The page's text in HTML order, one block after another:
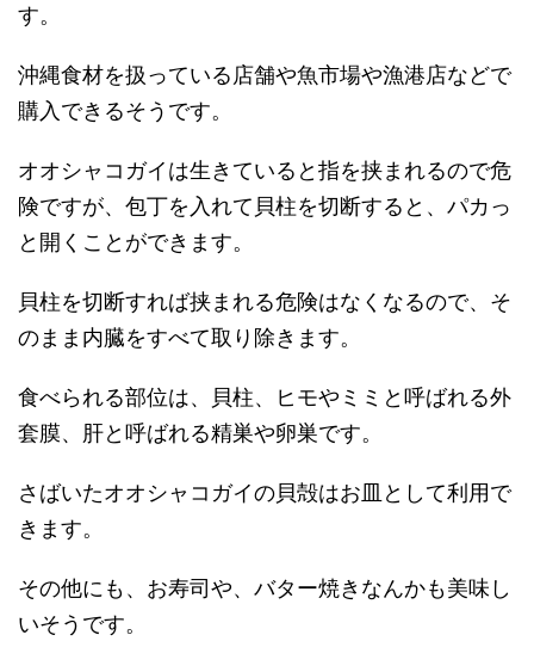
す。
沖縄食材を扱っている店舗や魚市場や漁港店などで
購入できるそうです。
オオシャコガイは生きていると指を挟まれるので危
険ですが、包丁を入れて貝柱を切断すると、パカっ
と開くことができます。
貝柱を切断すれば挟まれる危険はなくなるので、そ
のまま内臓をすべて取り除きます。
食べられる部位は、貝柱、ヒモやミミと呼ばれる外
套膜、肝と呼ばれる精巣や卵巣です。
さばいたオオシャコガイの貝殻はお皿として利用で
きます。
その他にも、お寿司や、バター焼きなんかも美味し
いそうです。